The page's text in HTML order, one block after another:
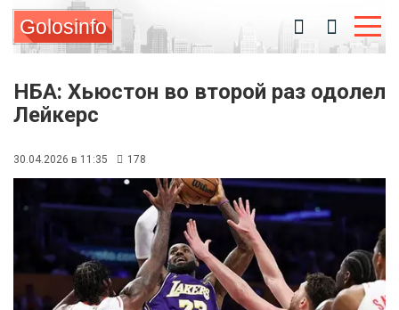
Golosinfo
НБА: Хьюстон во второй раз одолел
Лейкерс
30.04.2026 в 11:35 178